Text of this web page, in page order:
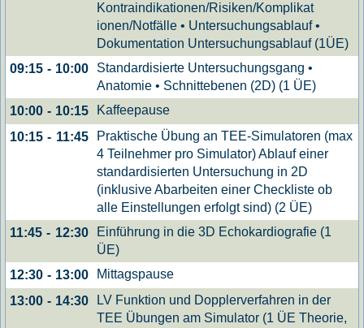
Kontraindikationen/Risiken/Komplikat
ionen/Notfälle • Untersuchungsablauf •
Dokumentation Untersuchungsablauf (1ÜE)
09:15 - 10:00
Standardisierte Untersuchungsgang •
Anatomie • Schnittebenen (2D) (1 ÜE)
10:00 - 10:15
Kaffeepause
10:15 - 11:45
Praktische Übung an TEE-Simulatoren (max
4 Teilnehmer pro Simulator) Ablauf einer
standardisierten Untersuchung in 2D
(inklusive Abarbeiten einer Checkliste ob
alle Einstellungen erfolgt sind) (2 ÜE)
11:45 - 12:30
Einführung in die 3D Echokardiografie (1
ÜE)
12:30 - 13:00
Mittagspause
13:00 - 14:30
LV Funktion und Dopplerverfahren in der
TEE Übungen am Simulator (1 ÜE Theorie,